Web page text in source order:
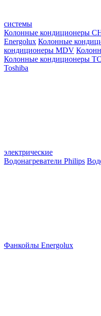
системы
Колонные кондиционеры
Energolux Колонные
кондиционеры MDV
Колонные кондиционеры
Toshiba
электрические
Водонагреватели Philips
Фанкойлы Energolux